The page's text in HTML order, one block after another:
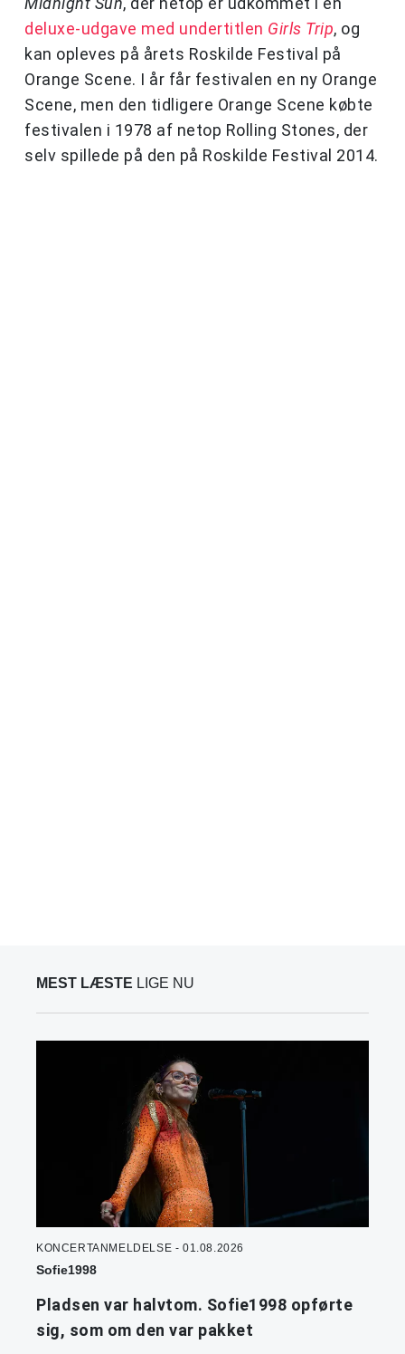
deluxe-udgave med undertitlen Girls Trip, og
kan opleves på årets Roskilde Festival på
Orange Scene. I år får festivalen en ny Orange
Scene, men den tidligere Orange Scene købte
festivalen i 1978 af netop Rolling Stones, der
selv spillede på den på Roskilde Festival 2014.
MEST LÆSTE LIGE NU
KONCERTANMELDELSE - 01.08.2026
Sofie1998
Pladsen var halvtom. Sofie1998 opførte
sig, som om den var pakket